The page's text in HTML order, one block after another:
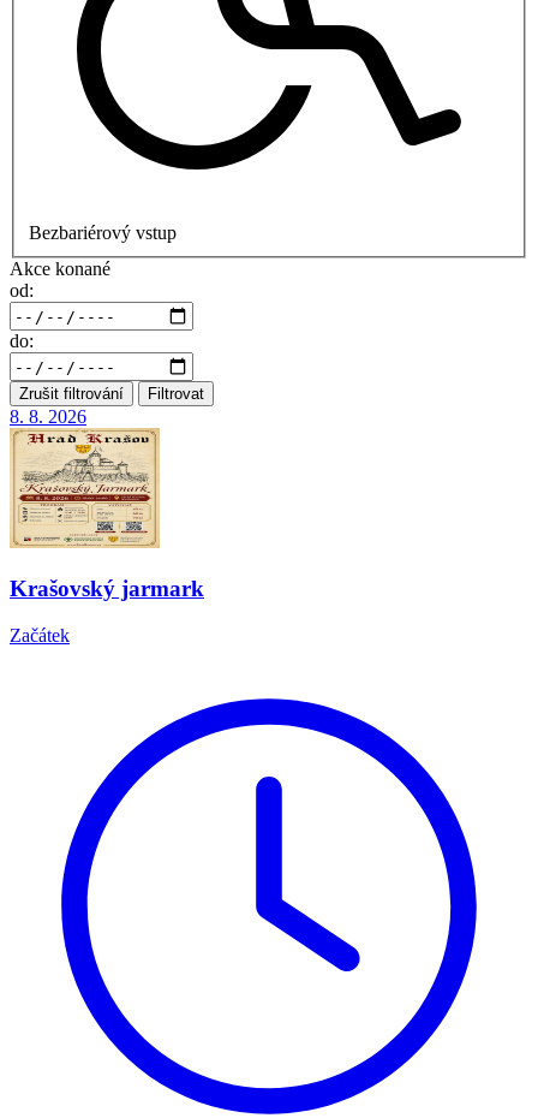
Bezbariérový vstup
Akce konané
od:
do:
Zrušit filtrování Filtrovat
8. 8. 2026
Krašovský jarmark
Začátek